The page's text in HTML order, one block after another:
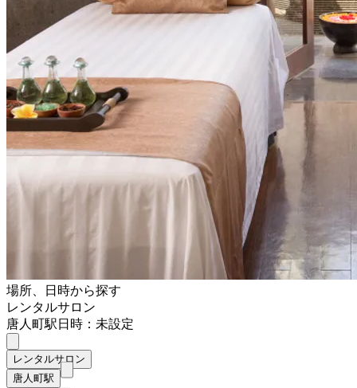
場所、日時から探す
レンタルサロン
唐人町駅日時：未設定
レンタルサロン
唐人町駅